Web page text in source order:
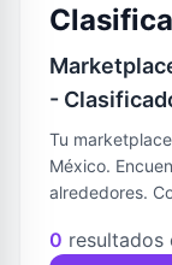
-
Tu
México.
alrededores.
0 resultados